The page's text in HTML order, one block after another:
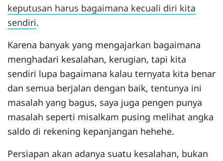
keputusan harus bagaimana kecuali diri kita
sendiri.
Karena banyak yang mengajarkan bagaimana
menghadari kesalahan, kerugian, tapi kita
sendiri lupa bagaimana kalau ternyata kita benar
dan semua berjalan dengan baik, tentunya ini
masalah yang bagus, saya juga pengen punya
masalah seperti misalkam pusing melihat angka
saldo di rekening kepanjangan hehehe.
Persiapan akan adanya suatu kesalahan, bukan